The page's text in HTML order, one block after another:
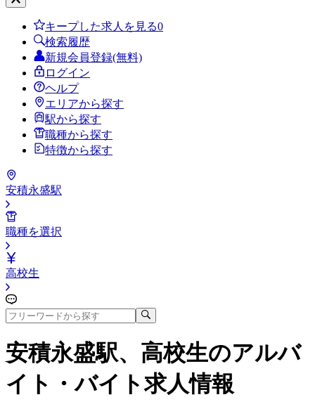
キープした求人を見る0
検索履歴
新規会員登録(無料)
ログイン
ヘルプ
エリアから探す
駅から探す
職種から探す
特徴から探す
安積永盛駅
職種を選択
高校生
安積永盛駅、高校生のアルバ
イト・バイト求人情報